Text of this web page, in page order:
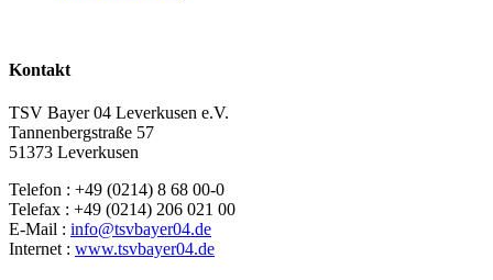
Kontakt
TSV Bayer 04 Leverkusen e.V.
Tannenbergstraße 57
51373 Leverkusen
Telefon : +49 (0214) 8 68 00-0
Telefax : +49 (0214) 206 021 00
E-Mail : info@tsvbayer04.de
Internet : www.tsvbayer04.de